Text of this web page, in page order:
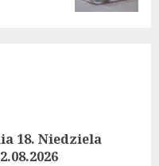
18. Niedziela